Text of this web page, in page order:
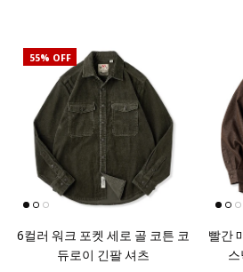
55% OFF
6컬러 워크 포켓 세로 골 코튼 코
듀로이 긴팔 셔츠
빨간